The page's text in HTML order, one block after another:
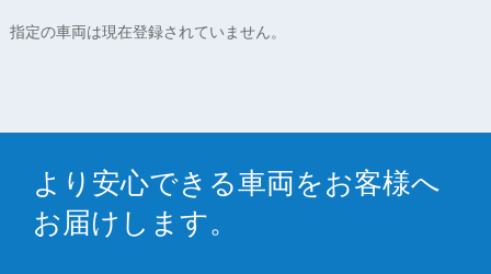
指定の車両は現在登録されていません。
より安心できる車両をお客様へ
お届けします。